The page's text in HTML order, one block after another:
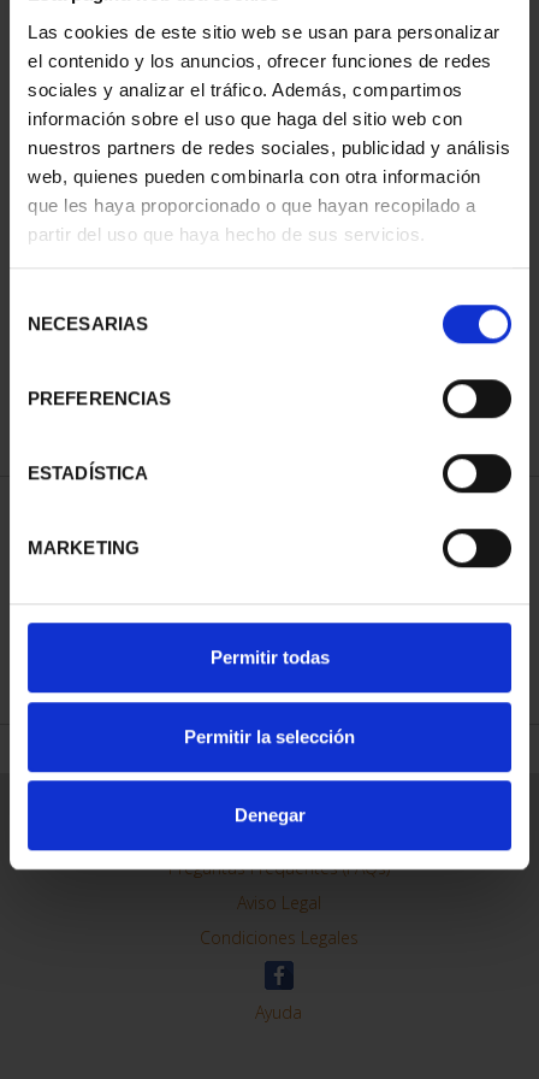
Las cookies de este sitio web se usan para personalizar
el contenido y los anuncios, ofrecer funciones de redes
sociales y analizar el tráfico. Además, compartimos
información sobre el uso que haga del sitio web con
nuestros partners de redes sociales, publicidad y análisis
web, quienes pueden combinarla con otra información
que les haya proporcionado o que hayan recopilado a
partir del uso que haya hecho de sus servicios.
NECESARIAS
PREFERENCIAS
ESTADÍSTICA
MARKETING
Permitir todas
Permitir la selección
Denegar
PATRIMONIO
NACIONAL I - EL
73,00 €
PATRIMONIO
NACIONAL II - PALACIO
REFINAR
Información General
Contacto
Preguntas Frequentes (FAQs)
Aviso Legal
Condiciones Legales
Ayuda